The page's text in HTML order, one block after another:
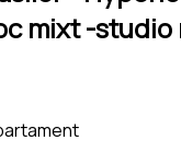
mixt -studio